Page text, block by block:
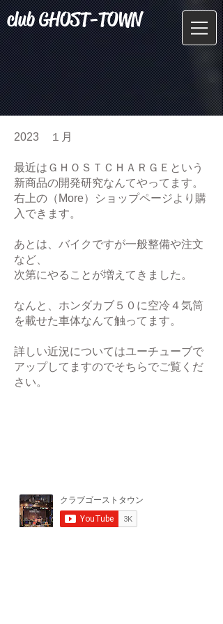
club GHOST-TOWN
2023 １月
最近はＧＨＯＳＴＣＨＡＲＧＥという
新商品の開発研究なんてやってます。
右上の（More）ショップページより購
入できます。
あとは、バイクですが一般整備や注文
など、
次第にやることが増えてきました。
なんと、ホンダカブ５０に空冷４気筒
を載せた車体なんて触ってます。
詳しい近況についてはユーチューブで
アップしてますのでそちらでご覧くだ
さい。